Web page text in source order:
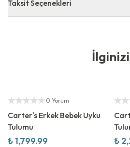
Taksit Seçenekleri
İlginizi
0 Yorum
Carter's Erkek Bebek Uyku
Tulumu
₺ 1,799.99 ₺